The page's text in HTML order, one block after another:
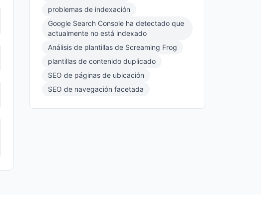
problemas de indexación
Google Search Console ha detectado que
actualmente no está indexado
Análisis de plantillas de Screaming Frog
plantillas de contenido duplicado
SEO de páginas de ubicación
SEO de navegación facetada